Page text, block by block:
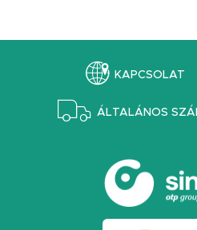
KAPCSOLAT
ÁLTALÁNOS